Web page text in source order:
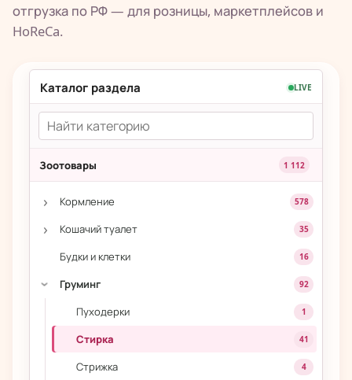
отгрузка по РФ — для розницы, маркетплейсов и
HoReCa.
Каталог раздела LIVE
Зоотовары 1 112
› Кормление 578
› Кошачий туалет 35
Будки и клетки 16
› Груминг 92
Пуходерки 1
Стирка 41
Стрижка 4